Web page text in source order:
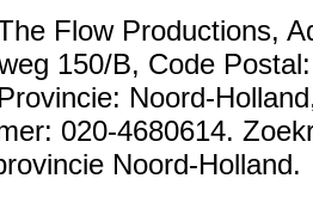
Flow Productions,
150/B, Code
Noord-Holland
020-4680614.
Noord-Holland.